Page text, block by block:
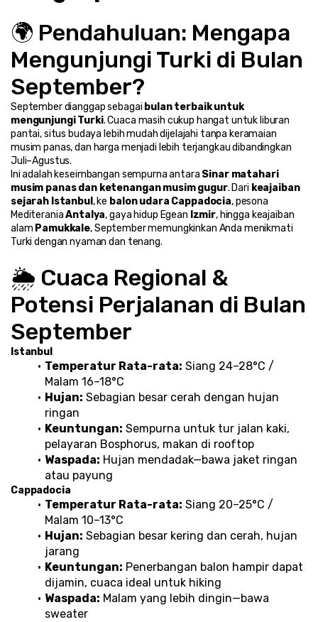
🌍 Pendahuluan: Mengapa
Mengunjungi Turki di Bulan
September?
September dianggap sebagai bulan terbaik untuk
mengunjungi Turki. Cuaca masih cukup hangat untuk liburan
pantai, situs budaya lebih mudah dijelajahi tanpa keramaian
musim panas, dan harga menjadi lebih terjangkau dibandingkan
Juli–Agustus.
Ini adalah keseimbangan sempurna antara Sinar matahari
musim panas dan ketenangan musim gugur. Dari keajaiban
sejarah Istanbul, ke balon udara Cappadocia, pesona
Mediterania Antalya, gaya hidup Egean Izmir, hingga keajaiban
alam Pamukkale, September memungkinkan Anda menikmati
Turki dengan nyaman dan tenang.
🌦️ Cuaca Regional &
Potensi Perjalanan di Bulan
September
Istanbul
Temperatur Rata-rata: Siang 24–28°C /
Malam 16–18°C
Hujan: Sebagian besar cerah dengan hujan
ringan
Keuntungan: Sempurna untuk tur jalan kaki,
pelayaran Bosphorus, makan di rooftop
Waspada: Hujan mendadak—bawa jaket ringan
atau payung
Cappadocia
Temperatur Rata-rata: Siang 20–25°C /
Malam 10–13°C
Hujan: Sebagian besar kering dan cerah, hujan
jarang
Keuntungan: Penerbangan balon hampir dapat
dijamin, cuaca ideal untuk hiking
Waspada: Malam yang lebih dingin—bawa
sweater